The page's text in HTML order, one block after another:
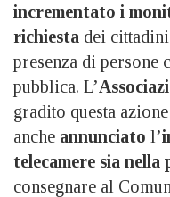
incrementato i
richiesta dei
presenza di persone
pubblica. L’
gradito questa
anche annunciato l’
telecamere sia nella
consegnare al